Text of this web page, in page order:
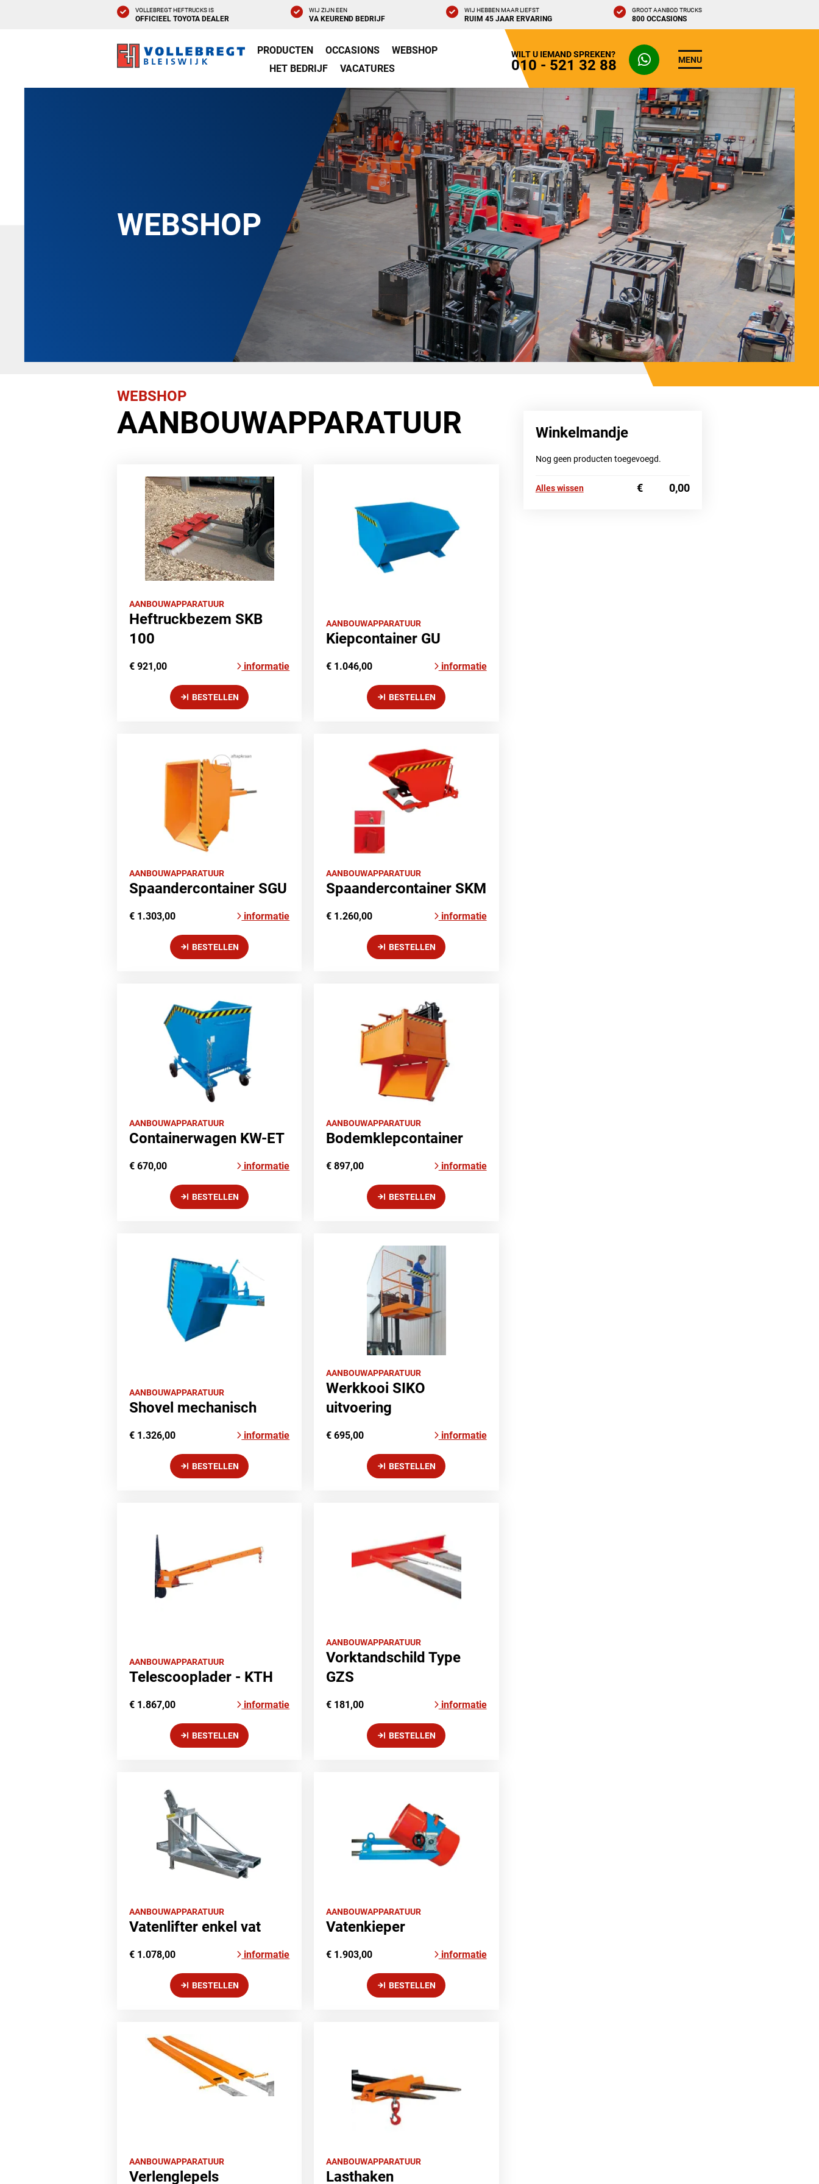
VOLLEBREGT HEFTRUCKS IS
OFFICIEEL TOYOTA DEALER
WIJ ZIJN EEN
VA KEUREND BEDRIJF
WIJ HEBBEN MAAR LIEFST
RUIM 45 JAAR ERVARING
GROOT AANBOD TRUCKS
800 OCCASIONS
PRODUCTEN OCCASIONS
WEBSHOP
HET BEDRIJF
VACATURES
WILT U IEMAND SPREKEN?
010 - 521 32 88 MENU
WEBSHOP
WEBSHOP
AANBOUWAPPARATUUR
AANBOUWAPPARATUUR
Heftruckbezem SKB
100
€ 921,00 informatie
BESTELLEN
AANBOUWAPPARATUUR
Kiepcontainer GU
€ 1.046,00 informatie
BESTELLEN
AANBOUWAPPARATUUR
Spaandercontainer SGU
€ 1.303,00 informatie
BESTELLEN
AANBOUWAPPARATUUR
Spaandercontainer SKM
€ 1.260,00 informatie
BESTELLEN
AANBOUWAPPARATUUR
Containerwagen KW-ET
€ 670,00 informatie
BESTELLEN
AANBOUWAPPARATUUR
Bodemklepcontainer
€ 897,00 informatie
BESTELLEN
AANBOUWAPPARATUUR
Shovel mechanisch
€ 1.326,00 informatie
BESTELLEN
AANBOUWAPPARATUUR
Werkkooi SIKO
uitvoering
€ 695,00 informatie
BESTELLEN
AANBOUWAPPARATUUR
Telescooplader - KTH
€ 1.867,00 informatie
BESTELLEN
AANBOUWAPPARATUUR
Vorktandschild Type
GZS
€ 181,00 informatie
BESTELLEN
AANBOUWAPPARATUUR
Vatenlifter enkel vat
€ 1.078,00 informatie
BESTELLEN
AANBOUWAPPARATUUR
Vatenkieper
€ 1.903,00 informatie
BESTELLEN
AANBOUWAPPARATUUR
Verlenglepels
AANBOUWAPPARATUUR
Lasthaken
Winkelmandje
Nog geen producten toegevoegd.
Alles wissen € 0,00